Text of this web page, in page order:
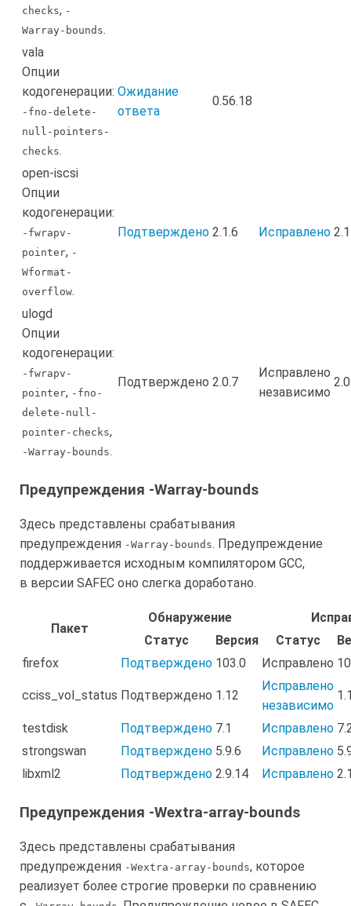
checks, -
Warray-bounds.
vala
Опции
кодогенерации:
-fno-delete-
null-pointers-
checks.
Ожидание
ответа
0.56.18
open-iscsi
Опции
кодогенерации:
-fwrapv-
pointer, -
Wformat-
overflow.
Подтверждено 2.1.6 Исправлено
ulogd
Опции
кодогенерации:
-fwrapv-
pointer, -fno-
delete-null-
pointer-checks,
-Warray-bounds.
Подтверждено 2.0.7
Исправлено
независимо
Предупреждения -Warray-bounds
Здесь представлены срабатывания
предупреждения -Warray-bounds. Предупреждение
поддерживается исходным компилятором GCC,
в версии SAFEC оно слегка доработано.
Пакет
Обнаружение
Статус
Версия Статус
firefox
Подтверждено 103.0 Исправлено
cciss_vol_status Подтверждено 1.12
Исправлено
независимо
testdisk Подтверждено 7.1 Исправлено
strongswan
Подтверждено 5.9.6 Исправлено
libxml2
Подтверждено 2.9.14 Исправлено
Предупреждения -Wextra-array-bounds
Здесь представлены срабатывания
предупреждения -Wextra-array-bounds, которое
реализует более строгие проверки по сравнению